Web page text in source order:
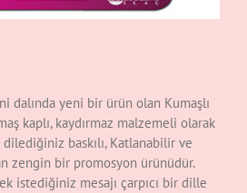
dalında yeni bir ürün olan Kumaşlı
kaplı, kaydırmaz malzemeli olarak
baskılı, Katlanabilir ve
zengin bir promosyon ürünüdür.
istediğiniz mesajı çarpıcı bir dille